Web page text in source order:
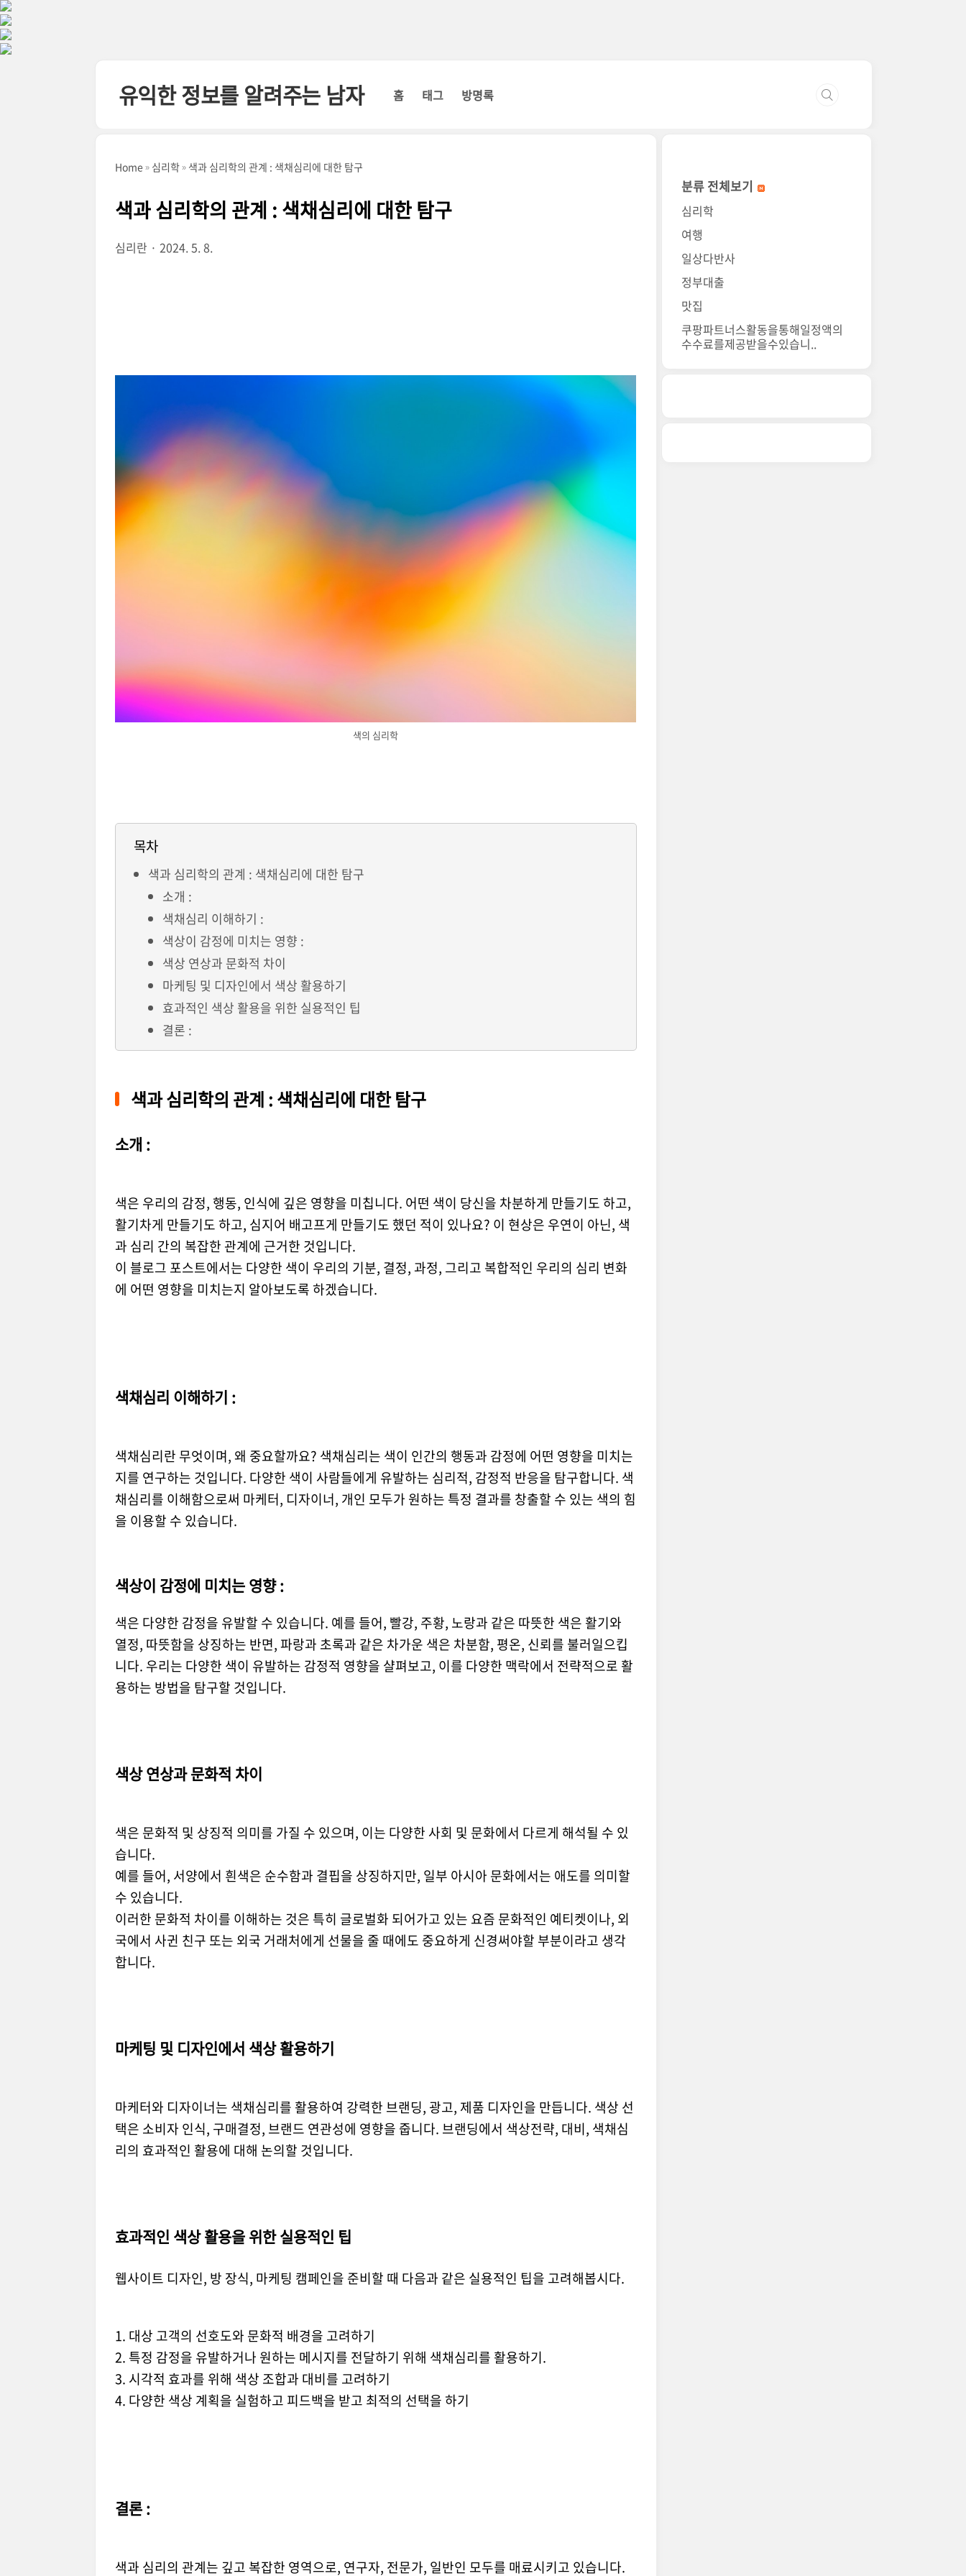
본문 바로가기
유익한 정보를 알려주는 남자 홈 태그 방명록
Home 심리학 색과 심리학의 관계 : 색채심리에 대한 탐구
색과 심리학의 관계 : 색채심리에 대한 탐구
심리란 2024. 5. 8.
색의 심리학
목차
색과 심리학의 관계 : 색채심리에 대한 탐구
소개 :
색채심리 이해하기 :
색상이 감정에 미치는 영향 :
색상 연상과 문화적 차이
마케팅 및 디자인에서 색상 활용하기
효과적인 색상 활용을 위한 실용적인 팁
결론 :
색과 심리학의 관계 : 색채심리에 대한 탐구
소개 :
색은 우리의 감정, 행동, 인식에 깊은 영향을 미칩니다. 어떤 색이 당신을 차분하게 만들기도 하고,
활기차게 만들기도 하고, 심지어 배고프게 만들기도 했던 적이 있나요? 이 현상은 우연이 아닌, 색
과 심리 간의 복잡한 관계에 근거한 것입니다.
이 블로그 포스트에서는 다양한 색이 우리의 기분, 결정, 과정, 그리고 복합적인 우리의 심리 변화
에 어떤 영향을 미치는지 알아보도록 하겠습니다.
색채심리 이해하기 :
색채심리란 무엇이며, 왜 중요할까요? 색채심리는 색이 인간의 행동과 감정에 어떤 영향을 미치는
지를 연구하는 것입니다. 다양한 색이 사람들에게 유발하는 심리적, 감정적 반응을 탐구합니다. 색
채심리를 이해함으로써 마케터, 디자이너, 개인 모두가 원하는 특정 결과를 창출할 수 있는 색의 힘
을 이용할 수 있습니다.
색상이 감정에 미치는 영향 :
색은 다양한 감정을 유발할 수 있습니다. 예를 들어, 빨강, 주황, 노랑과 같은 따뜻한 색은 활기와
열정, 따뜻함을 상징하는 반면, 파랑과 초록과 같은 차가운 색은 차분함, 평온, 신뢰를 불러일으킵
니다. 우리는 다양한 색이 유발하는 감정적 영향을 샬펴보고, 이를 다양한 맥락에서 전략적으로 활
용하는 방법을 탐구할 것입니다.
색상 연상과 문화적 차이
색은 문화적 및 상징적 의미를 가질 수 있으며, 이는 다양한 사회 및 문화에서 다르게 해석될 수 있
습니다.
예를 들어, 서양에서 흰색은 순수함과 결핍을 상징하지만, 일부 아시아 문화에서는 애도를 의미할
수 있습니다.
이러한 문화적 차이를 이해하는 것은 특히 글로벌화 되어가고 있는 요즘 문화적인 예티켓이나, 외
국에서 사귄 친구 또는 외국 거래처에게 선물을 줄 때에도 중요하게 신경써야할 부분이라고 생각
합니다.
마케팅 및 디자인에서 색상 활용하기
마케터와 디자이너는 색채심리를 활용하여 강력한 브랜딩, 광고, 제품 디자인을 만듭니다. 색상 선
택은 소비자 인식, 구매결정, 브랜드 연관성에 영향을 줍니다. 브랜딩에서 색상전략, 대비, 색채심
리의 효과적인 활용에 대해 논의할 것입니다.
효과적인 색상 활용을 위한 실용적인 팁
웹사이트 디자인, 방 장식, 마케팅 캠페인을 준비할 때 다음과 같은 실용적인 팁을 고려해봅시다.
1. 대상 고객의 선호도와 문화적 배경을 고려하기
2. 특정 감정을 유발하거나 원하는 메시지를 전달하기 위해 색채심리를 활용하기.
3. 시각적 효과를 위해 색상 조합과 대비를 고려하기
4. 다양한 색상 계획을 실험하고 피드백을 받고 최적의 선택을 하기
결론 :
색과 심리의 관계는 깊고 복잡한 영역으로, 연구자, 전문가, 일반인 모두를 매료시키고 있습니다.
분류 전체보기
심리학
여행
일상다반사
정부대출
맛집
쿠팡파트너스활동을통해일정액의
수수료를제공받을수있습니..